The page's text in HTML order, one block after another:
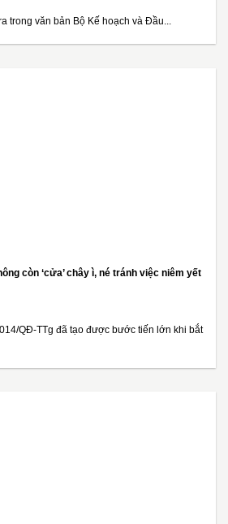
trong văn bản Bộ Kế hoạch và Đầu...
còn ‘cửa’ chây ì, né tránh việc niêm yết
QĐ-TTg đã tạo được bước tiến lớn khi bắt